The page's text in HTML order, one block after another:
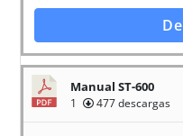
Manual ST-600
1 477 descargas